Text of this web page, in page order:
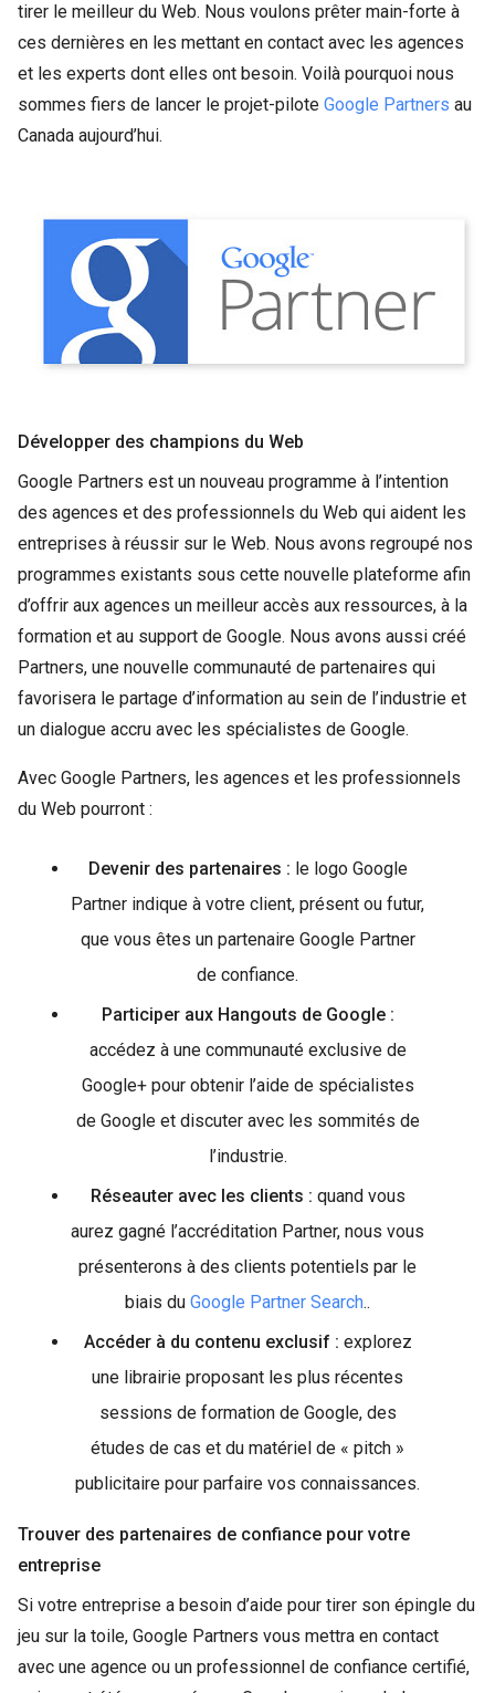
tirer le meilleur du Web. Nous voulons prêter main-forte à
ces dernières en les mettant en contact avec les agences
et les experts dont elles ont besoin. Voilà pourquoi nous
sommes fiers de lancer le projet-pilote Google Partners au
Canada aujourd’hui.
Développer des champions du Web
Google Partners est un nouveau programme à l’intention
des agences et des professionnels du Web qui aident les
entreprises à réussir sur le Web. Nous avons regroupé nos
programmes existants sous cette nouvelle plateforme afin
d’offrir aux agences un meilleur accès aux ressources, à la
formation et au support de Google. Nous avons aussi créé
Partners, une nouvelle communauté de partenaires qui
favorisera le partage d’information au sein de l’industrie et
un dialogue accru avec les spécialistes de Google.
Avec Google Partners, les agences et les professionnels
du Web pourront :
Devenir des partenaires : le logo Google
Partner indique à votre client, présent ou futur,
que vous êtes un partenaire Google Partner
de confiance.
Participer aux Hangouts de Google :
accédez à une communauté exclusive de
Google+ pour obtenir l’aide de spécialistes
de Google et discuter avec les sommités de
l’industrie.
Réseauter avec les clients : quand vous
aurez gagné l’accréditation Partner, nous vous
présenterons à des clients potentiels par le
biais du Google Partner Search..
Accéder à du contenu exclusif : explorez
une librairie proposant les plus récentes
sessions de formation de Google, des
études de cas et du matériel de « pitch »
publicitaire pour parfaire vos connaissances.
Trouver des partenaires de confiance pour votre
entreprise
Si votre entreprise a besoin d’aide pour tirer son épingle du
jeu sur la toile, Google Partners vous mettra en contact
avec une agence ou un professionnel de confiance certifié,